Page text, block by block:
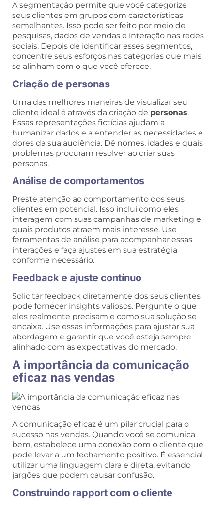
A segmentação permite que você categorize
seus clientes em grupos com características
semelhantes. Isso pode ser feito por meio de
pesquisas, dados de vendas e interação nas redes
sociais. Depois de identificar esses segmentos,
concentre seus esforços nas categorias que mais
se alinham com o que você oferece.
Criação de personas
Uma das melhores maneiras de visualizar seu
cliente ideal é através da criação de personas.
Essas representações fictícias ajudam a
humanizar dados e a entender as necessidades e
dores da sua audiência. Dê nomes, idades e quais
problemas procuram resolver ao criar suas
personas.
Análise de comportamentos
Preste atenção ao comportamento dos seus
clientes em potencial. Isso inclui como eles
interagem com suas campanhas de marketing e
quais produtos atraem mais interesse. Use
ferramentas de análise para acompanhar essas
interações e faça ajustes em sua estratégia
conforme necessário.
Feedback e ajuste contínuo
Solicitar feedback diretamente dos seus clientes
pode fornecer insights valiosos. Pergunte o que
eles realmente precisam e como sua solução se
encaixa. Use essas informações para ajustar sua
abordagem e garantir que você esteja sempre
alinhado com as expectativas do mercado.
A importância da comunicação
eficaz nas vendas
A comunicação eficaz é um pilar crucial para o
sucesso nas vendas. Quando você se comunica
bem, estabelece uma conexão com o cliente que
pode levar a um fechamento positivo. É essencial
utilizar uma linguagem clara e direta, evitando
jargões que podem causar confusão.
Construindo rapport com o cliente